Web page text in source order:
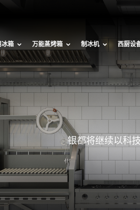
冰箱 万能蒸烤箱 制冰机 西厨设
银都将继续以科